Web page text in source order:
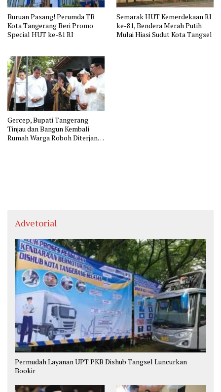
Buruan Pasang! Perumda TB
Kota Tangerang Beri Promo
Special HUT ke-81 RI
Semarak HUT Kemerdekaan RI
ke-81, Bendera Merah Putih
Mulai Hiasi Sudut Kota Tangsel
Gercep, Bupati Tangerang
Tinjau dan Bangun Kembali
Rumah Warga Roboh Diterjang
Advetorial
Permudah Layanan UPT PKB Dishub Tangsel Luncurkan
Bookir